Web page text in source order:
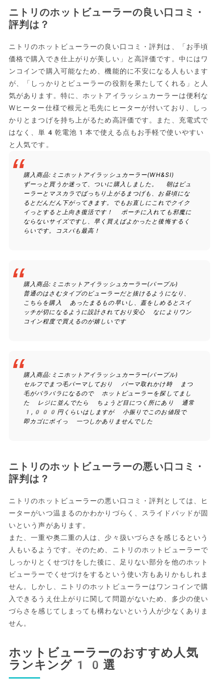
ニトリのホットビューラーの良い口コミ・
評判は？
ニトリのホットビューラーの良い口コミ・評判は、「お手頃
価格で購入でき仕上がりが美しい」と高評価です。中にはワ
ンコインで購入可能なため、機能的に不安になる人もいます
が、「しっかりとビューラーの役割を果たしてくれる」と人
気があります。特に、ホットアイラッシュカーラーは便利な
Wヒーター仕様で根元と毛先にヒーターが付いており、しっ
かりとまつげを持ち上がるため高評価です。また、充電式で
はなく、単4乾電池1本で使える点もお手軽で使いやすい
と人気です。
購入商品:ミニホットアイラッシュカーラー(WH&SI)
ずーっと買うか迷って、ついに購入しました。 朝はビュ
ーラーとマスカラでばっちり上がるまつげも、お昼頃にな
るとだんだん下がってきます。でもお直しにこれでクイク
イっとすると上向き復活です！ ポーチに入れても邪魔に
ならないサイズですし、早く買えばよかったと後悔するく
らいです。コスパも最高！
購入商品:ミニホットアイラッシュカーラー(パープル)
普通のはさむタイプのビューラーだと抜けるようになり、
こちらを購入 あったまるもの早いし、蓋をしめるとスイ
ッチが切になるように設計されており安心 なによりワン
コイン程度で買えるのが嬉しいです
購入商品:ミニホットアイラッシュカーラー(パープル)
セルフでまつ毛パーマしており パーマ取れかけ時 まつ
毛がバラバラになるので ホットビューラーを探してまし
た レジに並んでたら ちょうど目につく所にあり 通常
1,000円くらいはしますが 小振りでこのお値段で
即カゴにポイっ 一つしかありませんでした
ニトリのホットビューラーの悪い口コミ・
評判は？
ニトリのホットビューラーの悪い口コミ・評判としては、ヒ
ーターがいつ温まるのかわかりづらく、スライドパッドが固
いという声があります。
また、一重や奥二重の人は、少々扱いづらさを感じるという
人もいるようです。そのため、ニトリのホットビューラーで
しっかりとくせづけをした後に、足りない部分を他のホット
ビューラーでくせづけをするという使い方もありかもしれま
せん。しかし、ニトリのホットビューラーはワンコインで購
入できるうえ仕上がりに関して問題がないため、多少の使い
づらさを感じてしまっても構わないという人が少なくありま
せん。
ホットビューラーのおすすめ人気
ランキング10選